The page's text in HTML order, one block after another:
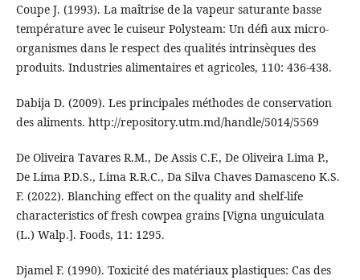
Coupe J. (1993). La maîtrise de la vapeur saturante basse
température avec le cuiseur Polysteam: Un défi aux micro-
organismes dans le respect des qualités intrinsèques des
produits. Industries alimentaires et agricoles, 110: 436‑438.
Dabija D. (2009). Les principales méthodes de conservation
des aliments. http://repository.utm.md/handle/5014/5569
De Oliveira Tavares R.M., De Assis C.F., De Oliveira Lima P.,
De Lima P.D.S., Lima R.R.C., Da Silva Chaves Damasceno K.S.
F. (2022). Blanching effect on the quality and shelf-life
characteristics of fresh cowpea grains [Vigna unguiculata
(L.) Walp.]. Foods, 11: 1295.
Djamel F. (1990). Toxicité des matériaux plastiques: Cas des